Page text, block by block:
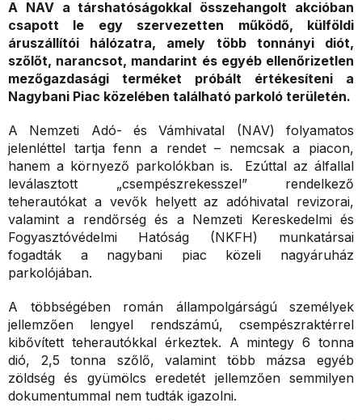
A NAV a társhatóságokkal összehangolt akcióban
csapott le egy szervezetten működő, külföldi
áruszállítói hálózatra, amely több tonnányi diót,
szőlőt, narancsot, mandarint és egyéb ellenőrizetlen
mezőgazdasági terméket próbált értékesíteni a
Nagybani Piac közelében található parkoló területén.
A Nemzeti Adó- és Vámhivatal (NAV) folyamatos
jelenléttel tartja fenn a rendet – nemcsak a piacon,
hanem a környező parkolókban is. Ezúttal az álfallal
leválasztott „csempészrekesszel” rendelkező
teherautókat a vevők helyett az adóhivatal revizorai,
valamint a rendőrség és a Nemzeti Kereskedelmi és
Fogyasztóvédelmi Hatóság (NKFH) munkatársai
fogadták a nagybani piac közeli nagyáruház
parkolójában.
A többségében román állampolgárságú személyek
jellemzően lengyel rendszámú, csempészraktérrel
kibővített teherautókkal érkeztek. A mintegy 6 tonna
dió, 2,5 tonna szőlő, valamint több mázsa egyéb
zöldség és gyümölcs eredetét jellemzően semmilyen
dokumentummal nem tudták igazolni.